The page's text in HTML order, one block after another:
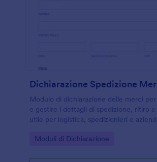
Dichiarazione Spedizione
Modulo di dichiarazione delle merci
e gestire i dettagli di spedizione, ritiro e
utile per logistica, spedizionieri e
Go to Category:
Moduli di Dichiarazione